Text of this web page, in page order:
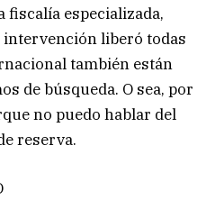
fiscalía especializada,
intervención liberó todas
también están
de búsqueda. O sea, por
no puedo hablar del
reserva.